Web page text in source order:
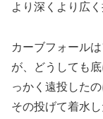
より深くより広
カーブフォール
が、どうしても
っかく遠投したの
その投げて着水